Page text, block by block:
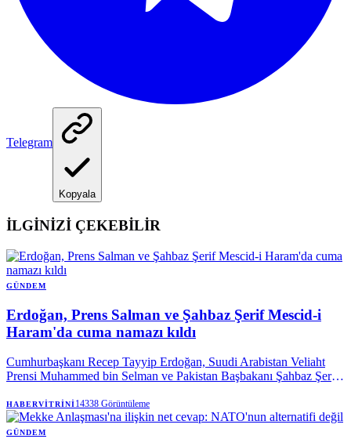
Telegram
Kopyala
İLGİNİZİ ÇEKEBİLİR
GÜNDEM
Erdoğan, Prens Salman ve Şahbaz Şerif Mescid-i
Haram'da cuma namazı kıldı
Cumhurbaşkanı Recep Tayyip Erdoğan, Suudi Arabistan Veliaht
Prensi Muhammed bin Selman ve Pakistan Başbakanı Şahbaz Şerif
HABERVITRINI14338 Görüntüleme
GÜNDEM